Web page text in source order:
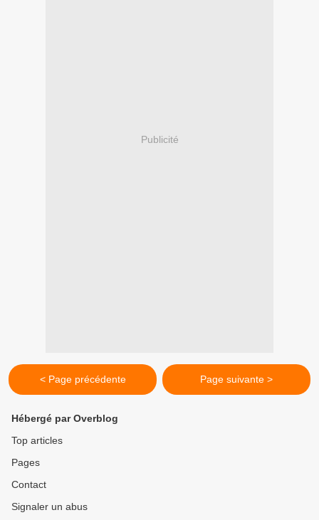
Publicité
< Page précédente Page suivante >
Hébergé par Overblog
Top articles
Pages
Contact
Signaler un abus